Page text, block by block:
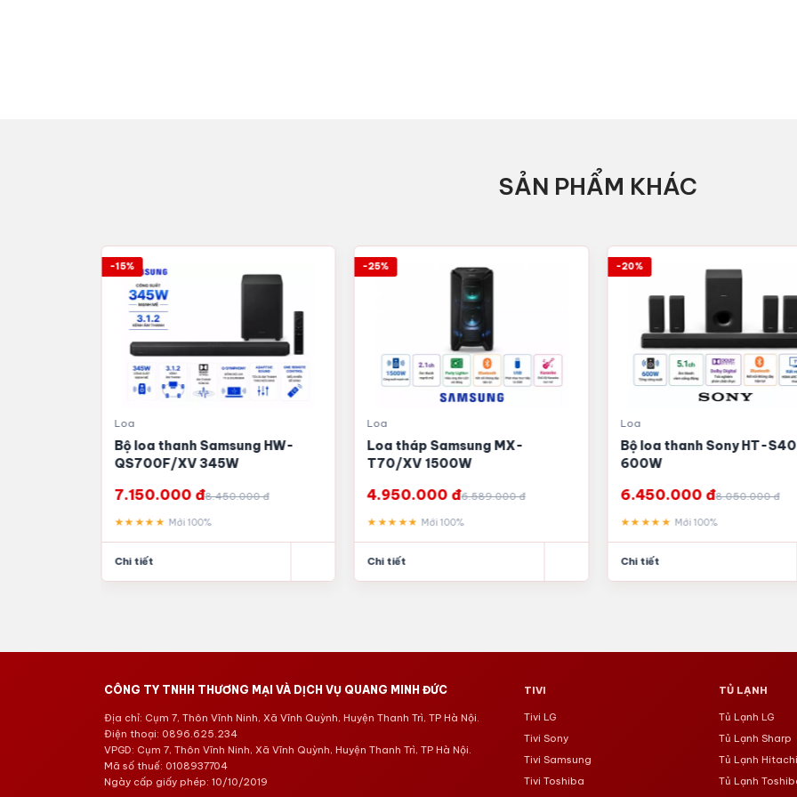
SẢN PHẨM KHÁC
-15%
Loa
Bộ loa thanh Samsung HW-
QS700F/XV 345W
8.450.000 đ
7.150.000 đ
★★★★★ Mới 100%
Chi tiết
-25%
Loa
Loa tháp Samsung MX-
T70/XV 1500W
6.589.000 đ
4.950.000 đ
★★★★★ Mới 100%
Chi tiết
-20%
Loa
Bộ loa thanh Sony HT-
600W
8.050.000 đ
6.450.000 đ
★★★★★ Mới 100%
Chi tiết
CÔNG TY TNHH THƯƠNG MẠI VÀ DỊCH VỤ QUANG MINH ĐỨC
Địa chỉ: Cụm 7, Thôn Vĩnh Ninh, Xã Vĩnh Quỳnh, Huyện Thanh Trì, TP Hà Nội.
Điện thoại: 0896.625.234
VPGD: Cụm 7, Thôn Vĩnh Ninh, Xã Vĩnh Quỳnh, Huyện Thanh Trì, TP Hà Nội.
Mã số thuế: 0108937704
Ngày cấp giấy phép: 10/10/2019
TIVI
Tivi LG
Tivi Sony
Tivi Samsung
Tivi Toshiba
TỦ LẠNH
Tủ Lạnh LG
Tủ Lạnh Sharp
Tủ Lạnh
Tủ Lạnh